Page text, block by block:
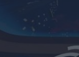
ECLIPSE DE 2026 PONDRÁ A
MÁLAGA CF
ESPAÑOLAS NO INTEGRAN LA